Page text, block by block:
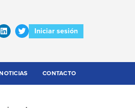
Iniciar sesión
CONTACTO